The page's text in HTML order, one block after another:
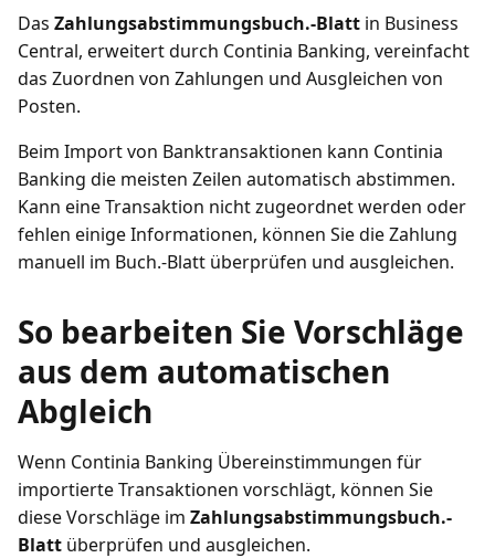
Das Zahlungsabstimmungsbuch.-Blatt in Business
Central, erweitert durch Continia Banking, vereinfacht
das Zuordnen von Zahlungen und Ausgleichen von
Posten.
Beim Import von Banktransaktionen kann Continia
Banking die meisten Zeilen automatisch abstimmen.
Kann eine Transaktion nicht zugeordnet werden oder
fehlen einige Informationen, können Sie die Zahlung
manuell im Buch.-Blatt überprüfen und ausgleichen.
So bearbeiten Sie Vorschläge
aus dem automatischen
Abgleich
Wenn Continia Banking Übereinstimmungen für
importierte Transaktionen vorschlägt, können Sie
diese Vorschläge im Zahlungsabstimmungsbuch.-
Blatt überprüfen und ausgleichen.